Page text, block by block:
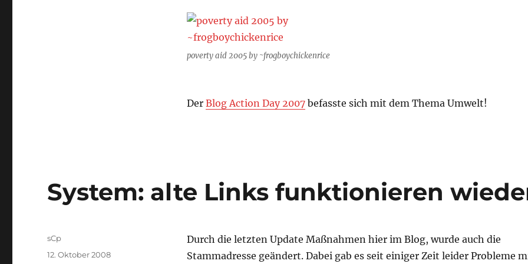
poverty aid 2005 by ~frogboychickenrice
Der Blog Action Day 2007befasste sich mit dem Thema Umwelt!
System: alte Links funktionieren
Durch die letzten Update Maßnahmen hier im Blog, wurde auch die
Stammadresse geändert. Dabei gab es seit einiger Zeit leider Probleme
Autor
sCp
Veröffentlicht
12. Oktober 2008